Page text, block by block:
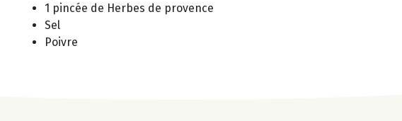
1 pincée de Herbes de provence
Sel
Poivre